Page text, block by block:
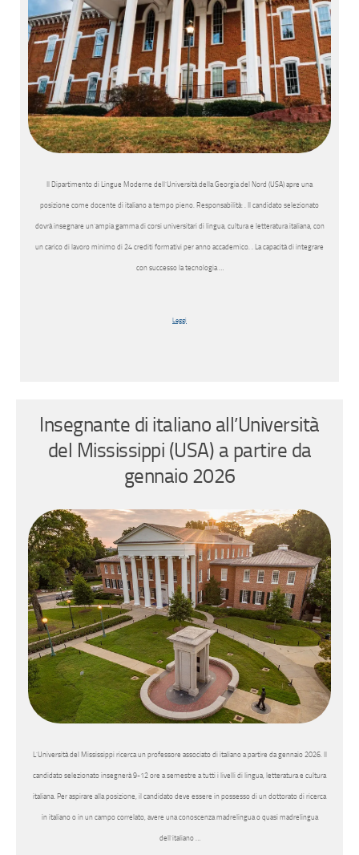
Il Dipartimento di Lingue Moderne dell’Università della Georgia del Nord (USA) apre una
posizione come docente di italiano a tempo pieno. Responsabilità: . Il candidato selezionato
dovrà insegnare un’ampia gamma di corsi universitari di lingua, cultura e letteratura italiana, con
un carico di lavoro minimo di 24 crediti formativi per anno accademico. . La capacità di integrare
con successo la tecnologia …
Leggi
Insegnante di italiano all’Università
del Mississippi (USA) a partire da
gennaio 2026
L’Università del Mississippi ricerca un professore associato di italiano a partire da gennaio 2026. Il
candidato selezionato insegnerà 9-12 ore a semestre a tutti i livelli di lingua, letteratura e cultura
italiana. Per aspirare alla posizione, il candidato deve essere in possesso di un dottorato di ricerca
in italiano o in un campo correlato, avere una conoscenza madrelingua o quasi madrelingua
dell’italiano …